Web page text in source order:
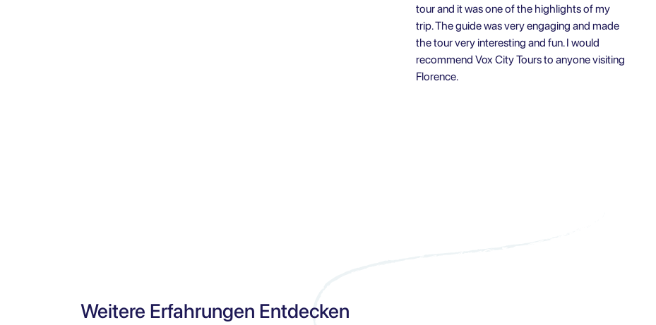
tour and it was one of the highlights of my
trip. The guide was very engaging and made
the tour very interesting and fun. I would
recommend Vox City Tours to anyone visiting
Florence.
Weitere Erfahrungen Entdecken